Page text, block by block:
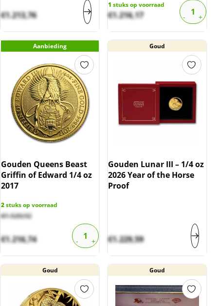
€1.213,76
1 stuks op voorraad
€1.216,17
Aanbieding
Gouden Queens Beast
Griffin of Edward 1/4 oz
2017
2stuks op voorraad
€1.520,92
€1.216,74
Goud
Gouden Lunar III – 1/4 oz
2026 Year of the Horse
Proof
€1.229,59
Goud Goud